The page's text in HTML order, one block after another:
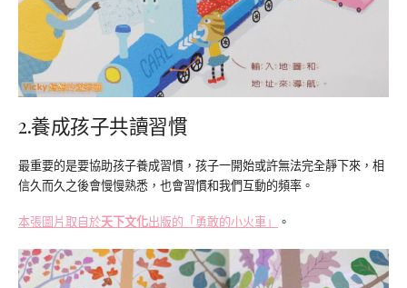
2.養成孩子共讀習慣
最重要的是要協助孩子養成習慣，孩子一開始或許無法完全靜下來，相
信久而久之後會慢慢熟悉，也會習慣和我們互動的頻率。
本張圖片取自於天下文化出版的「勇敢的小火車」 。